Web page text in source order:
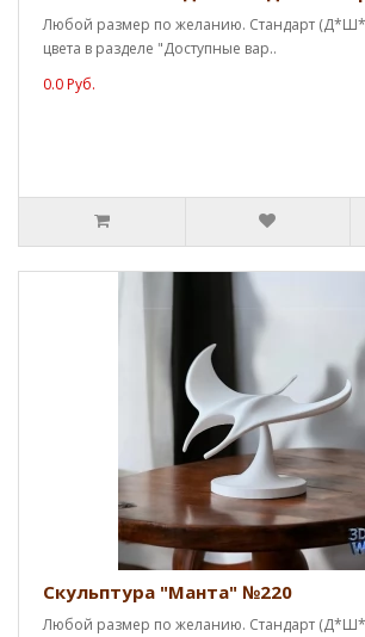
Любой размер по желанию. Стандарт
цвета в разделе "Доступные вар..
0.0 Руб.
Скульптура "Манта" №220
Любой размер по желанию. Стандарт